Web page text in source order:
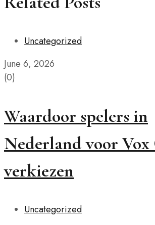
Uncategorized
June 6, 2026
(0)
Waardoor spelers in
Nederland voor Vox
verkiezen
Uncategorized